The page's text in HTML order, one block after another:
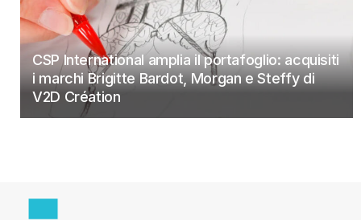
CSP International amplia il portafoglio: acquisiti
i marchi Brigitte Bardot, Morgan e Steffy di
V2D Création